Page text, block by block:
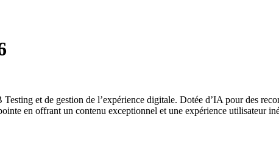
et de gestion de l’expérience digitale. Dotée d’IA pour des
en offrant un contenu exceptionnel et une expérience utilisateur